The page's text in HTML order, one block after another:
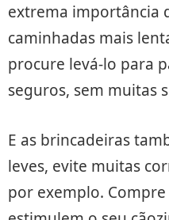
extrema importância
caminhadas mais
procure levá-lo para
seguros, sem muitas
E as brincadeiras
leves, evite muitas
por exemplo.